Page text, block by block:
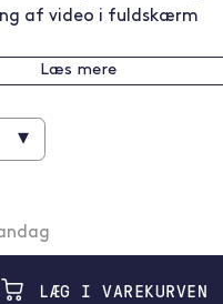
af video i fuldskærm
Læs mere
▾
LÆG I VAREKURVEN